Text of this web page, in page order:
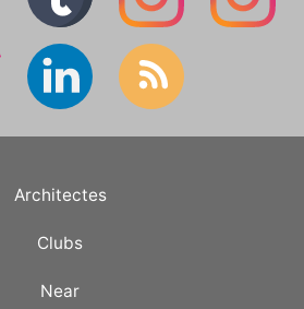
Architectes
Clubs
Near